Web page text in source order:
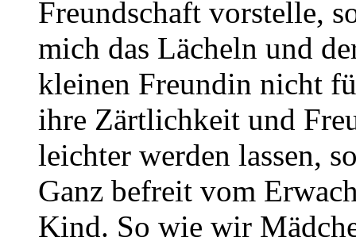
Freundschaft vorstelle,
mich das Lächeln und
kleinen Freundin nicht
ihre Zärtlichkeit und
leichter werden lassen,
Ganz befreit vom
Kind. So wie wir